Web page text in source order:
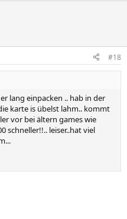
#18
lang einpacken .. hab in der
karte is übelst lahm.. kommt
vor bei ältern games wie
schneller!!.. leiser..hat viel